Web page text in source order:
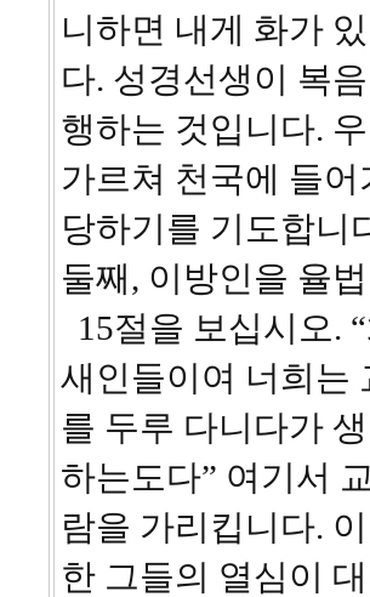
니하면 내게 화가
다. 성경선생이 복
행하는 것입니다.
가르쳐 천국에 들
당하기를 기도합니
둘째, 이방인을 율
15절을 보십시오.
새인들이여 너희는
를 두루 다니다가
하는도다” 여기서
람을 가리킵니다.
한 그들의 열심이